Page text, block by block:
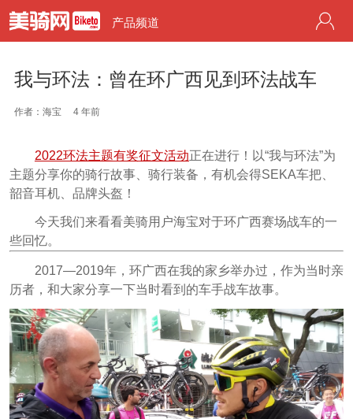
产品频道
我与环法：曾在环广西见到环法战车
作者：海宝 4 年前
2022环法主题有奖征文活动正在进行！以“我与环法”为
主题分享你的骑行故事、骑行装备，有机会得SEKA车把、
韶音耳机、品牌头盔！
今天我们来看看美骑用户海宝对于环广西赛场战车的一
些回忆。
2017—2019年，环广西在我的家乡举办过，作为当时亲
历者，和大家分享一下当时看到的车手战车故事。